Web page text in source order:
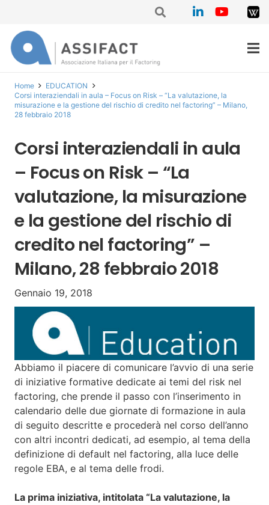
Home
EDUCATION
Corsi interaziendali in aula – Focus on Risk – “La valutazione, la
misurazione e la gestione del rischio di credito nel factoring” – Milano,
28 febbraio 2018
Corsi interaziendali in aula
– Focus on Risk – “La
valutazione, la misurazione
e la gestione del rischio di
credito nel factoring” –
Milano, 28 febbraio 2018
Gennaio 19, 2018
Abbiamo il piacere di comunicare l’avvio di una serie
di iniziative formative dedicate ai temi del risk nel
factoring, che prende il passo con l’inserimento in
calendario delle due giornate di formazione in aula
di seguito descritte e procederà nel corso dell’anno
con altri incontri dedicati, ad esempio, al tema della
definizione di default nel factoring, alla luce delle
regole EBA, e al tema delle frodi.
La prima iniziativa, intitolata “La valutazione, la